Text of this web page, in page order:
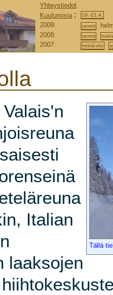
Yhteystiedot
Kuulumisia : 19.-21.4.
2009: tammi
2008:
tammi helmi
2007: heinä-elo
Tällä
Italian
laaksojen